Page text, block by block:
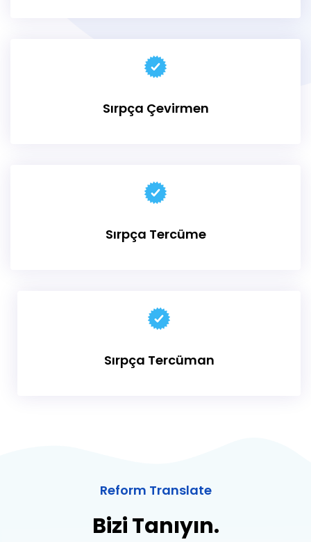
Sırpça Çevirmen
Sırpça Tercüme
Sırpça Tercüman
Reform Translate
Bizi Tanıyın.